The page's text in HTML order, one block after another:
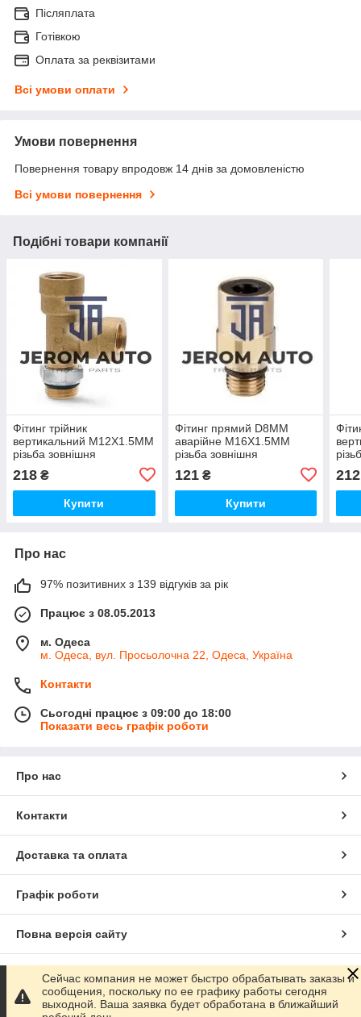
Післяплата
Готівкою
Оплата за реквізитами
Всі умови оплати
Умови повернення
Повернення товару впродовж 14 днів за домовленістю
Всі умови повернення
Подібні товари компанії
Фітинг трійник
вертикальний M12X1.5MM
різьба зовнішня
внутрішня / CAMOZZI-
TRUCK / D2072 16x12
218 ₴
Купити
Фітинг прямий D8MM
аварійне M16X1.5MM
різьба зовнішня
M16X1.5MM / CAMOZZI-
TRUCK / 9512 8M16x1.5
121₴
Купити
212
Про нас
97% позитивних з 139 відгуків за рік
Працює з 08.05.2013
м. Одеса
м. Одеса, вул. Просьолочна 22, Одеса, Україна
Контакти
Сьогодні працює з 09:00 до 18:00
Показати весь графік роботи
Про нас
Контакти
Доставка та оплата
Графік роботи
Повна версія сайту
Сайт створено на маркетплейсі Prom.ua
Політика конфіденційності
Сейчас компания не может быстро обрабатывать заказы и
сообщения, поскольку по ее графику работы сегодня
выходной. Ваша заявка будет обработана в ближайший